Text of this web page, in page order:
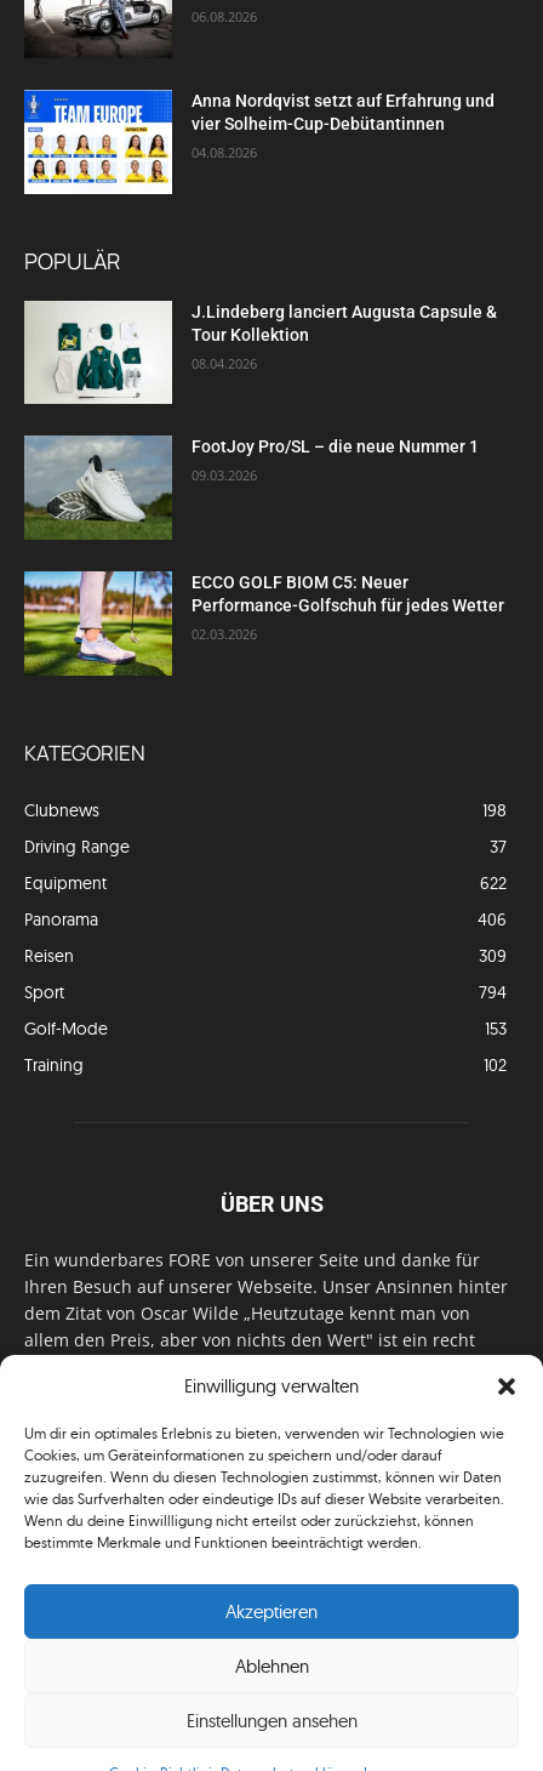
Einwilligung verwalten
Um dir ein optimales Erlebnis zu bieten, verwenden wir Technologien wie
Cookies, um Geräteinformationen zu speichern und/oder darauf
zuzugreifen. Wenn du diesen Technologien zustimmst, können wir Daten
wie das Surfverhalten oder eindeutige IDs auf dieser Website verarbeiten.
Wenn du deine Einwillligung nicht erteilst oder zurückziehst, können
bestimmte Merkmale und Funktionen beeinträchtigt werden.
Akzeptieren
Ablehnen
Einstellungen ansehen
06.08.2026
Anna Nordqvist setzt auf Erfahrung und
vier Solheim-Cup-Debütantinnen
04.08.2026
POPULÄR
J.Lindeberg lanciert Augusta Capsule &
Tour Kollektion
08.04.2026
FootJoy Pro/SL – die neue Nummer 1
09.03.2026
ECCO GOLF BIOM C5: Neuer
Performance-Golfschuh für jedes Wetter
02.03.2026
KATEGORIEN
Clubnews
198
Driving Range
37
Equipment
622
Panorama
406
Reisen
309
Sport
794
Golf-Mode
153
Training
102
ÜBER UNS
Ein wunderbares FORE von unserer Seite und danke für
Ihren Besuch auf unserer Webseite. Unser Ansinnen hinter
dem Zitat von Oscar Wilde „Heutzutage kennt man von
allem den Preis, aber von nichts den Wert" ist ein recht
für Monat unser Bestes, um Sie mit außergewöhnlichen
zu versorgen. Im Magazin, auf unserer Website & auf
unseren Social Media Plattformen! Das verdient im
klassischen Wortsinn nicht nur Anerkennung!